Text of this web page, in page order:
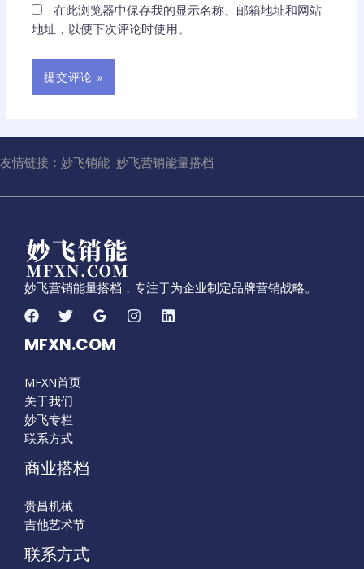
在此浏览器中保存我的显示名称、邮箱地址和网站
地址，以便下次评论时使用。
友情链接： 妙飞销能 妙飞营销能量搭档
妙飞营销能量搭档，专注于为企业制定品牌营销战略。
MFXN.COM
MFXN首页
关于我们
妙飞专栏
联系方式
商业搭档
贵昌机械
吉他艺术节
联系方式